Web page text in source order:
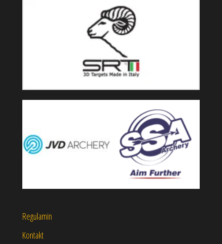
Regulamin
Kontakt